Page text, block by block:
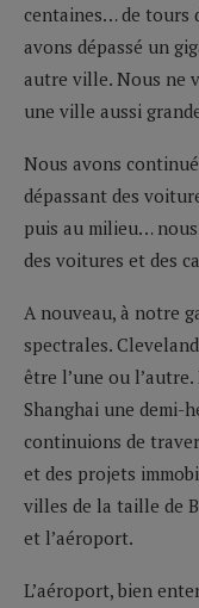
centaines… de tours
avons dépassé un
autre ville. Nous ne
une ville aussi
Nous avons
dépassant des
puis au milieu…
des voitures et des
A nouveau, à notre
spectrales.
être l’une ou
Shanghai une demi-
continuions de
et des projets
villes de la taille de
et l’aéroport.
L’aéroport, bien